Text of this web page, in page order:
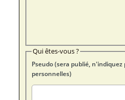
Qui êtes-vous ?
Pseudo (sera publié, n'indiquez
personnelles)